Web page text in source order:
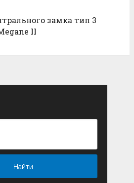
замка тип 3
II